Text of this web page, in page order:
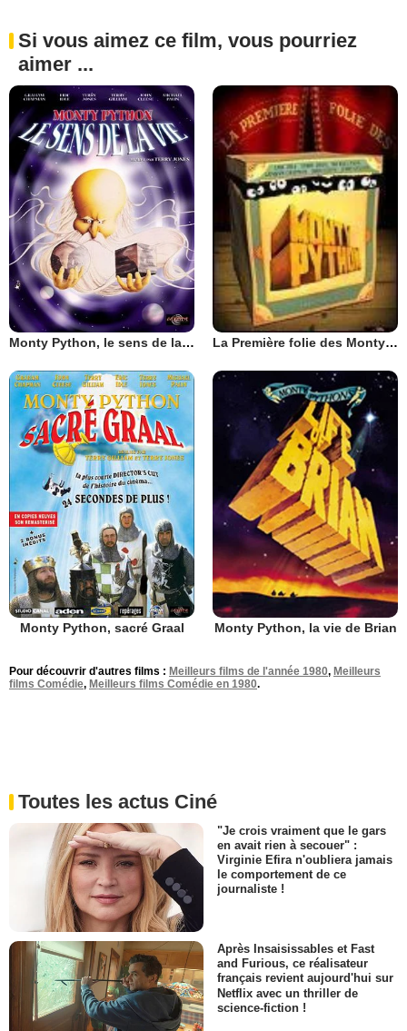
Si vous aimez ce film, vous pourriez
aimer ...
Monty Python, le sens de la vie La Première folie des Monty Python
Monty Python, sacré Graal Monty Python, la vie de Brian
Pour découvrir d'autres films : Meilleurs films de l'année 1980, Meilleurs
films Comédie, Meilleurs films Comédie en 1980.
Toutes les actus Ciné
"Je crois vraiment que le gars
en avait rien à secouer" :
Virginie Efira n'oubliera jamais
le comportement de ce
journaliste !
Après Insaisissables et Fast
and Furious, ce réalisateur
français revient aujourd'hui sur
Netflix avec un thriller de
science-fiction !